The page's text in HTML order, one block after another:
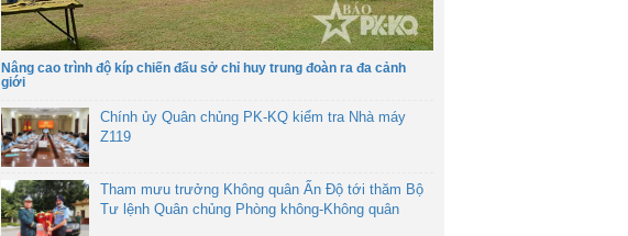
Nâng cao trình độ kíp chiến đấu sở chỉ huy trung đoàn ra đa cảnh
giới
Chính ủy Quân chủng PK-KQ kiểm tra Nhà máy
Z119
Tham mưu trưởng Không quân Ấn Độ tới thăm Bộ
Tư lệnh Quân chủng Phòng không-Không quân